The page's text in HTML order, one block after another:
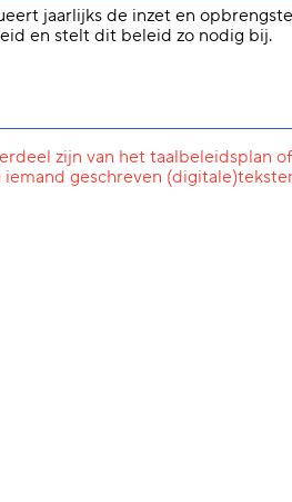
jaarlijks de inzet en
en stelt dit beleid zo nodig bij.
zijn van het taalbeleidsplan
iemand geschreven